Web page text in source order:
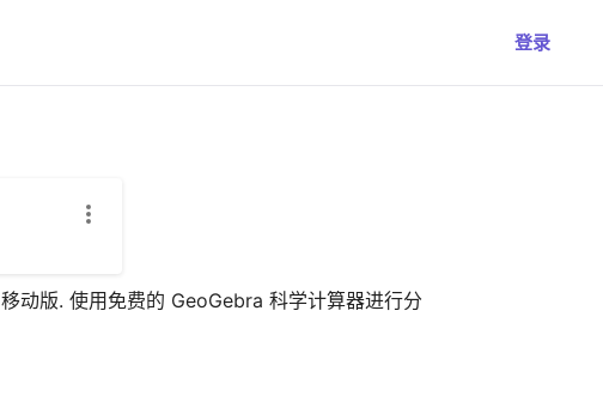
登录
移动版. 使用免费的 GeoGebra 科学计算器进行分